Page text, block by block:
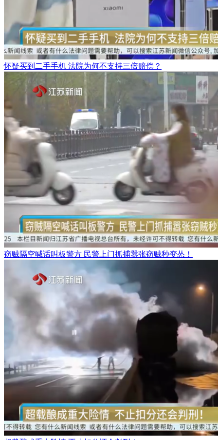
怀疑买到二手手机 法院为何不支持三倍赔偿？
窃贼隔空喊话叫板警方 民警上门抓捕嚣张窃贼秒变怂！